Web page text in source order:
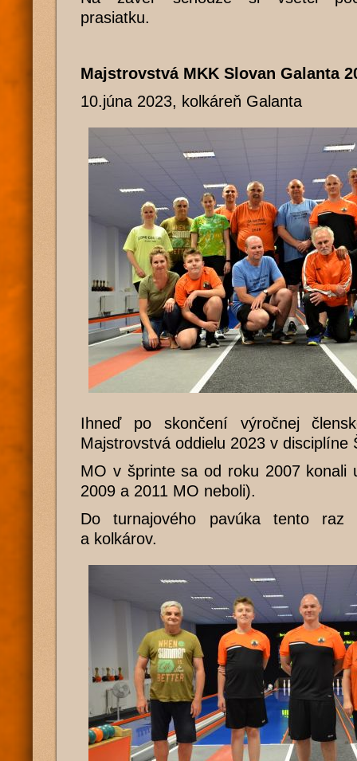
prasiatku.
Majstrovstvá MKK Slovan Galanta
10.júna 2023, kolkáreň Galanta
Ihneď po skončení výročnej
Majstrovstvá oddielu 2023 v disciplíne
MO v šprinte sa od roku 2007 konali
2009 a 2011 MO neboli).
Do turnajového pavúka tento raz
a kolkárov.